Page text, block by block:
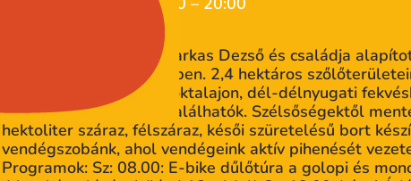
A Merum Pincészetet Farkas Dezső és családja
műemlékjellegű épületben. 2,4 hektáros
andezittörmelékes nyiroktalajon, dél-délnyugati
riolittufás erdőtalajon találhatók. Szélsőségektől
hektoliter száraz, félszáraz, késői szüretelésű bort
vendégszobánk, ahol vendégeink aktív pihenését
Programok: Sz: 08.00: E-bike dűlőtúra a golopi és